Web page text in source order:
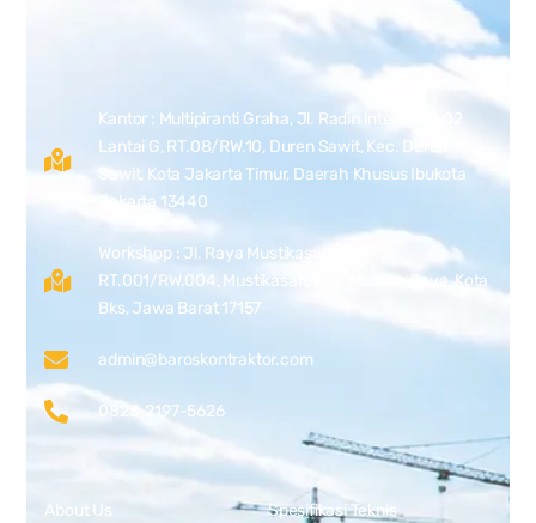
Kantor : Multipiranti Graha, Jl. Radin Inten II No.02
Lantai G, RT.08/RW.10, Duren Sawit, Kec. Duren
Sawit, Kota Jakarta Timur, Daerah Khusus Ibukota
Jakarta 13440
Workshop : Jl. Raya Mustikasari No.1,
RT.001/RW.004, Mustikasari, Kec. Mustika Jaya, Kota
Bks, Jawa Barat 17157
admin@baroskontraktor.com
0823-2197-5626
About Us Spesifikasi Teknis